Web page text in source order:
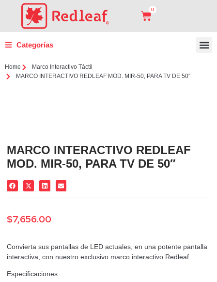
0
Categorías
Home
Marco Interactivo Táctil
MARCO INTERACTIVO REDLEAF MOD. MIR-50, PARA TV DE 50″
MARCO INTERACTIVO REDLEAF
MOD. MIR-50, PARA TV DE 50″
$7,656.00
Convierta sus pantallas de LED actuales, en una potente pantalla
interactiva, con nuestro exclusivo marco interactivo Redleaf.
Especificaciones